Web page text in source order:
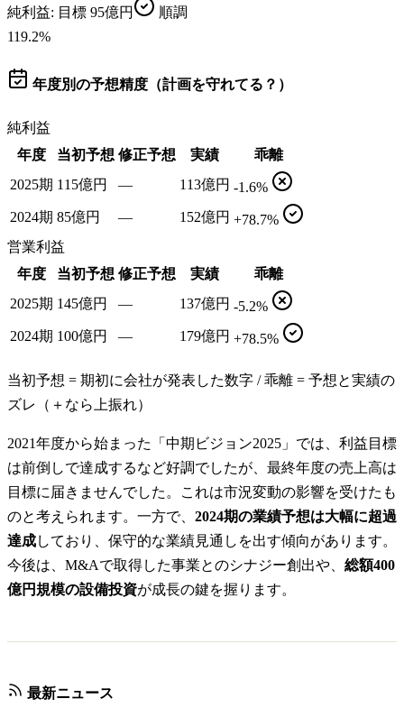
純利益: 目標 95億円
順調
119.2%
年度別の予想精度（計画を守れてる？）
純利益
年度
当初予想 修正予想 実績
乖離
2025期 115億円 — 113億円 -1.6%
2024期 85億円 — 152億円 +78.7%
営業利益
年度
当初予想 修正予想 実績
乖離
2025期 145億円 — 137億円 -5.2%
2024期 100億円 — 179億円 +78.5%
当初予想 = 期初に会社が発表した数字 / 乖離 = 予想と実績の
ズレ（＋なら上振れ）
2021年度から始まった「中期ビジョン2025」では、利益目標
は前倒しで達成するなど好調でしたが、最終年度の売上高は
目標に届きませんでした。これは市況変動の影響を受けたも
のと考えられます。一方で、 2024期の業績予想は大幅に超過
達成しており、保守的な業績見通しを出す傾向があります。
今後は、M&Aで取得した事業とのシナジー創出や、 総額400
億円規模の設備投資が成長の鍵を握ります。
最新ニュース